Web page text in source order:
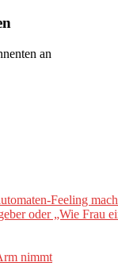
an
Feeling
oder „Wie Frau
nimmt